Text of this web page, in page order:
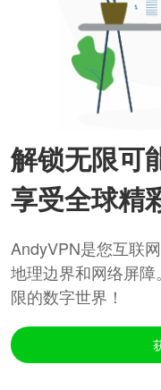
解锁无限可
享受全球精
AndyVPN是您互联
地理边界和网络屏
限的数字世界！